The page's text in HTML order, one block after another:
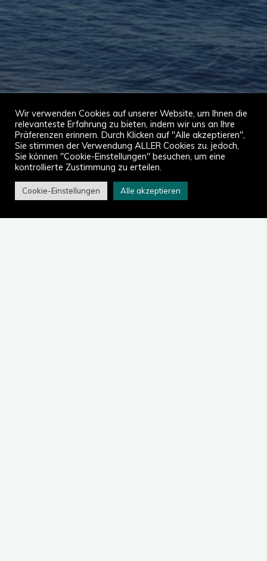
Start2023
Wir verwenden Cookies auf unserer Website, um Ihnen die
relevanteste Erfahrung zu bieten, indem wir uns an Ihre
Präferenzen erinnern. Durch Klicken auf "Alle akzeptieren",
Sie stimmen der Verwendung ALLER Cookies zu. jedoch,
Sie können "Cookie-Einstellungen" besuchen, um eine
kontrollierte Zustimmung zu erteilen.
Cookie-Einstellungen Alle akzeptieren